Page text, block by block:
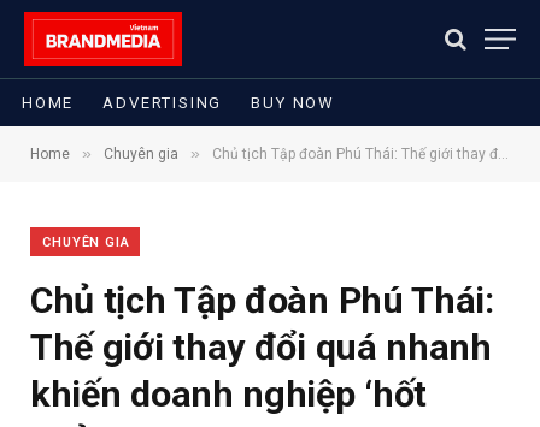
HOME ADVERTISING BUY NOW
Home » Chuyên gia » Chủ tịch Tập đoàn Phú Thái: Thế giới thay đổi quá nhanh khiến doanh nghiệp ‘hốt hoảng’
CHUYÊN GIA
Chủ tịch Tập đoàn Phú Thái:
Thế giới thay đổi quá nhanh
khiến doanh nghiệp ‘hốt